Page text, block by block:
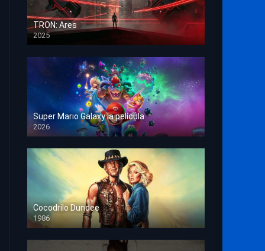
TRON: Ares
2025
HD 1080p
Super Mario Galaxy la película
2026
HD 1080p
Cocodrilo Dundee
1986
HD 1080p